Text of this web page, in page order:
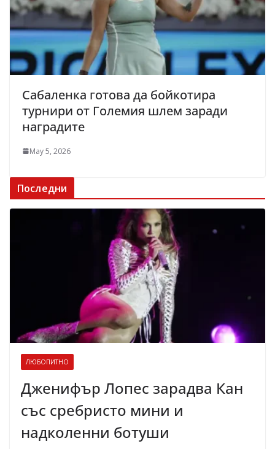
Сабаленка готова да бойкотира
турнири от Големия шлем заради
наградите
May 5, 2026
Последни
ЛЮБОПИТНО
Дженифър Лопес зарадва Кан
със сребристо мини и
надколенни ботуши